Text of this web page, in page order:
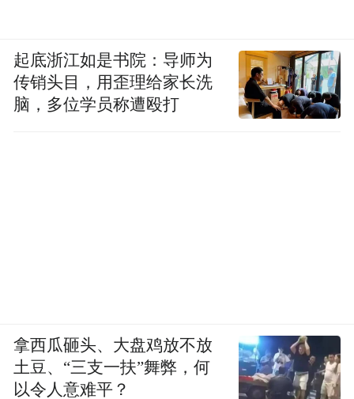
起底浙江如是书院：导师为
传销头目，用歪理给家长洗
脑，多位学员称遭殴打
拿西瓜砸头、大盘鸡放不放
土豆、“三支一扶”舞弊，何
以令人意难平？